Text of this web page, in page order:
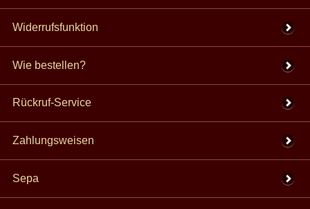
Widerrufsfunktion
Wie bestellen?
Rückruf-Service
Zahlungsweisen
Sepa